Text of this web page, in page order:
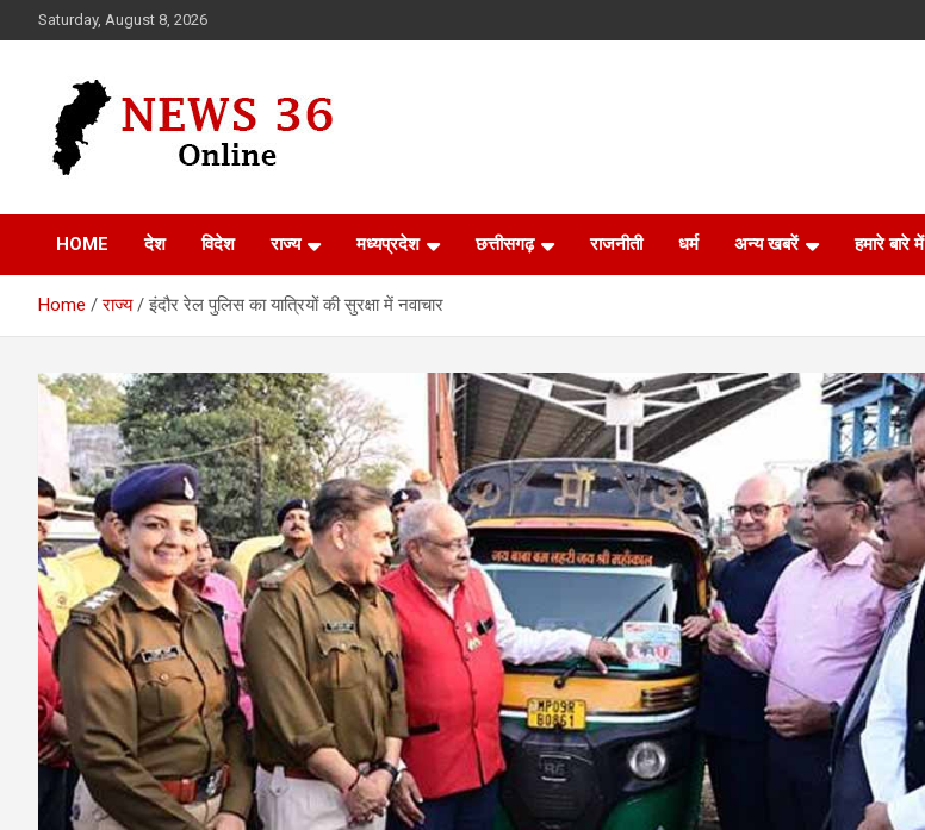
to
Saturday, August 8, 2026
News 36
HOME देश विदेश राज्य मध्यप्रदेश छत्तीसगढ़ राजनीती धर्म अन्य खबरें हमारे बारे में
Home राज्य इंदौर रेल पुलिस का यात्रियों की सुरक्षा में नवाचार